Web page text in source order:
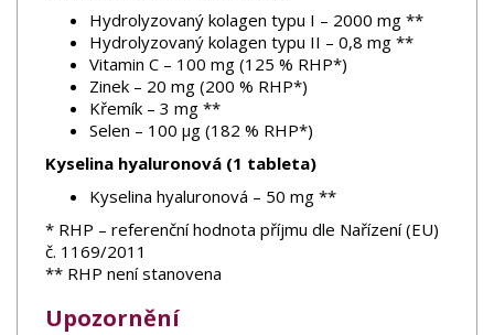
Hydrolyzovaný kolagen typu I – 2000 mg **
Hydrolyzovaný kolagen typu II – 0,8 mg **
Vitamin C – 100 mg (125 % RHP*)
Zinek – 20 mg (200 % RHP*)
Křemík – 3 mg **
Selen – 100 µg (182 % RHP*)
Kyselina hyaluronová (1 tableta)
Kyselina hyaluronová – 50 mg **
* RHP – referenční hodnota příjmu dle Nařízení (EU)
č. 1169/2011
** RHP není stanovena
Upozornění